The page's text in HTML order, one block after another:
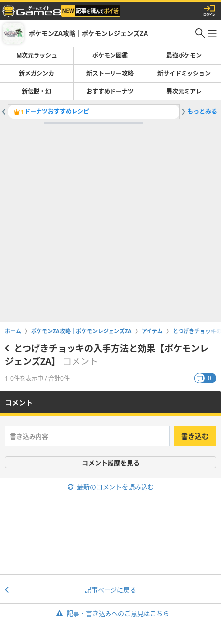
ポケモンZA攻略｜ポケモンレジェンズZA
M次元ラッシュ ポケモン図鑑 最強ポケモン
新メガシンカ 新ストーリー攻略 新サイドミッション
新伝説・幻 おすすめドーナツ 異次元ミアレ
1 ドーナツおすすめレシピ 2ストー
もっとみる
ホーム ポケモンZA攻略｜ポケモンレジェンズZA アイテム とつげきチョッキ
とつげきチョッキの入手方法と効果【ポケモンレ
ジェンズZA】
コメント
1-0件を表示中 / 合計0件 0
コメント
書き込む
コメント履歴を見る
最新のコメントを読み込む
記事ページに戻る
記事・書き込みへのご意見はこちら